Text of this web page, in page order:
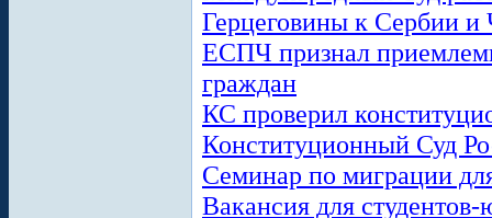
Герцеговины к Сербии и
ЕСПЧ признал
граждан
КС проверил
Конституционный Суд
Семинар по миграции
Вакансия для студентов-